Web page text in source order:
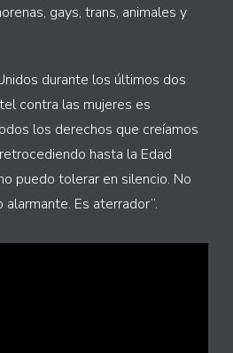
gays, trans, animales y
durante los últimos dos
contra las mujeres es
los derechos que creíamos
hasta la Edad
puedo tolerar en silencio. No
Es aterrador”.